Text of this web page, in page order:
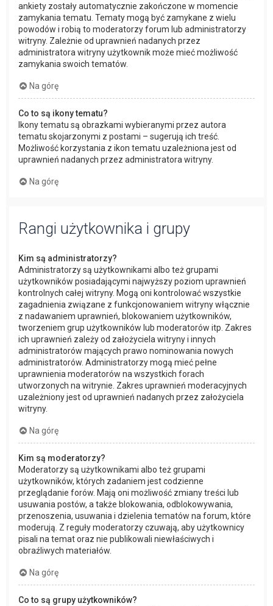
ankiety zostały automatycznie zakończone w momencie
zamykania tematu. Tematy mogą być zamykane z wielu
powodów i robią to moderatorzy forum lub administratorzy
witryny. Zależnie od uprawnień nadanych przez
administratora witryny użytkownik może mieć możliwość
zamykania swoich tematów.
Na górę
Co to są ikony tematu?
Ikony tematu są obrazkami wybieranymi przez autora
tematu skojarzonymi z postami – sugerują ich treść.
Możliwość korzystania z ikon tematu uzależniona jest od
uprawnień nadanych przez administratora witryny.
Na górę
Rangi użytkownika i grupy
Kim są administratorzy?
Administratorzy są użytkownikami albo też grupami
użytkowników posiadającymi najwyższy poziom uprawnień
kontrolnych całej witryny. Mogą oni kontrolować wszystkie
zagadnienia związane z funkcjonowaniem witryny włącznie
z nadawaniem uprawnień, blokowaniem użytkowników,
tworzeniem grup użytkowników lub moderatorów itp. Zakres
ich uprawnień zależy od założyciela witryny i innych
administratorów mających prawo nominowania nowych
administratorów. Administratorzy mogą mieć pełne
uprawnienia moderatorów na wszystkich forach
utworzonych na witrynie. Zakres uprawnień moderacyjnych
uzależniony jest od uprawnień nadanych przez założyciela
witryny.
Na górę
Kim są moderatorzy?
Moderatorzy są użytkownikami albo też grupami
użytkowników, których zadaniem jest codzienne
przeglądanie forów. Mają oni możliwość zmiany treści lub
usuwania postów, a także blokowania, odblokowywania,
przenoszenia, usuwania i dzielenia tematów na forum, które
moderują. Z reguły moderatorzy czuwają, aby użytkownicy
pisali na temat oraz nie publikowali niewłaściwych i
obraźliwych materiałów.
Na górę
Co to są grupy użytkowników?